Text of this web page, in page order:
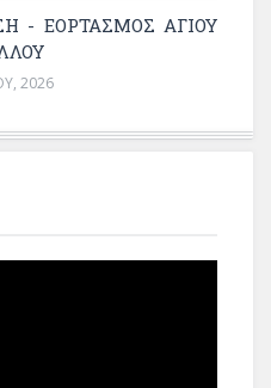
- ΕΟΡΤΑΣΜΟΣ ΑΓΙΟΥ
2026